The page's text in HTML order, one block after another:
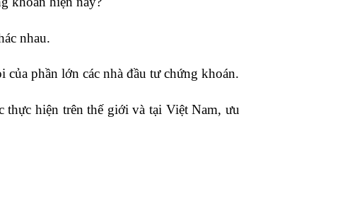
nhau.
phần lớn các nhà đầu tư chứng khoán.
hiện trên thế giới và tại Việt Nam, ưu